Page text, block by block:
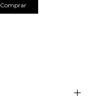
Comprar